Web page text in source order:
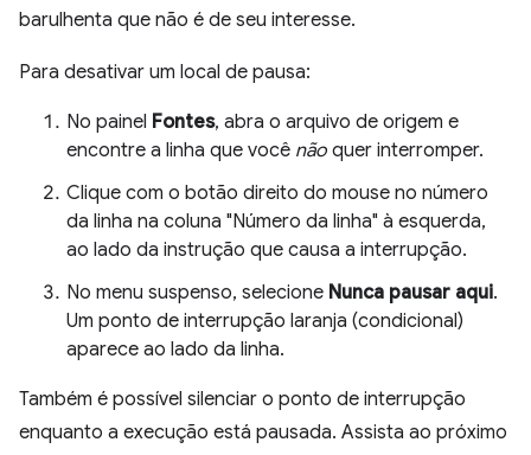
barulhenta que não é de seu interesse.
Para desativar um local de pausa:
No painel Fontes, abra o arquivo de origem e
encontre a linha que você não quer interromper.
Clique com o botão direito do mouse no número
da linha na coluna "Número da linha" à esquerda,
ao lado da instrução que causa a interrupção.
No menu suspenso, selecione Nunca pausar aqui.
Um ponto de interrupção laranja (condicional)
aparece ao lado da linha.
Também é possível silenciar o ponto de interrupção
enquanto a execução está pausada. Assista ao próximo